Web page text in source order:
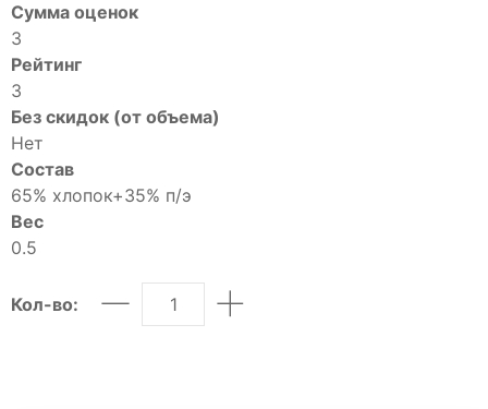
Костюмы
ДЕТСКОЕ
Для подростков
Костюмы
Футболки
Брюки
Майки
О компании
Сумма оценок
3
Рейтинг
3
Без скидок (от объема)
Нет
Состав
65% хлопок+35% п/э
Вес
0.5
Кол-во: